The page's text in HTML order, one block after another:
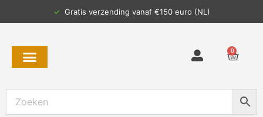
✓ Gratis verzending vanaf €150 euro (NL)
0